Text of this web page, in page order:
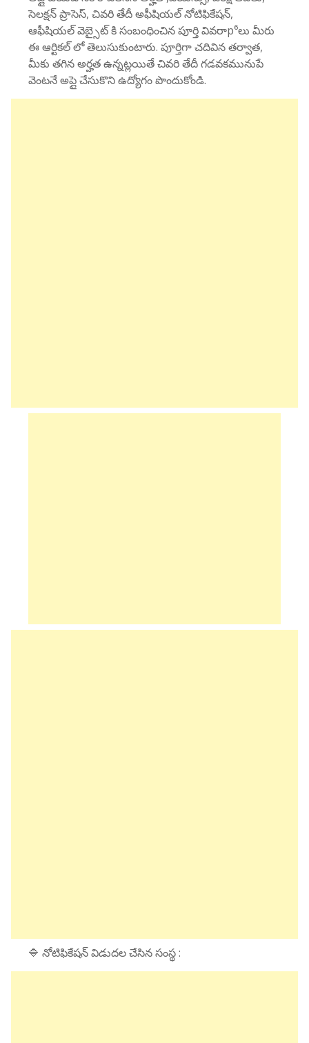
సెలక్షన్ ప్రాసెస్, చివరి తేదీ అఫీషియల్ నోటిఫికేషన్,
ఆఫీషియల్ వెబ్సైట్ కి సంబంధించిన పూర్తి వివరాp⁶లు మీరు
ఈ ఆర్టికల్ లో తెలుసుకుంటారు. పూర్తిగా చదివిన తర్వాత,
మీకు తగిన అర్హత ఉన్నట్లయితే చివరి తేదీ గడవకమునుపే
వెంటనే అప్లై చేసుకొని ఉద్యోగం పొందుకోండి.
🔷 నోటిఫికేషన్ విడుదల చేసిన సంస్థ :